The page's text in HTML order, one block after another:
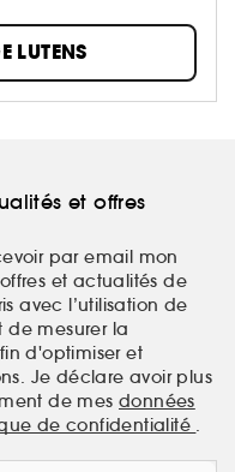
LUTENS
et offres
par email mon
et actualités de
avec l’utilisation de
de mesurer la
d'optimiser et
Je déclare avoir plus
de mes données
de confidentialité .